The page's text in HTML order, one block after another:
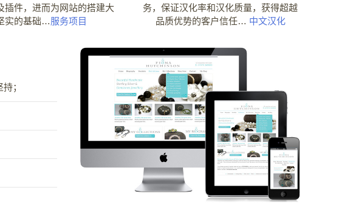
插件，进而为网站的搭建大
实的基础…服务项目
务，保证汉化率和汉化质量，获得超越
品质优势的客户信任… 中文汉化
；